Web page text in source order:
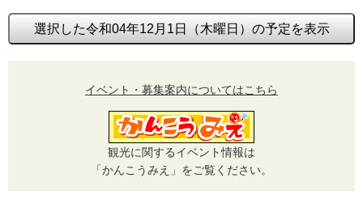
選択した令和04年12月1日（木曜日）の予定を表示
イベント・募集案内についてはこちら
観光に関するイベント情報は
「かんこうみえ」をご覧ください。